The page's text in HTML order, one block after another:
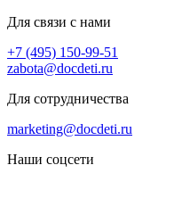
Для связи с нами
+7 (495) 150-99-51
zabota@docdeti.ru
Для сотрудничества
marketing@docdeti.ru
Наши соцсети